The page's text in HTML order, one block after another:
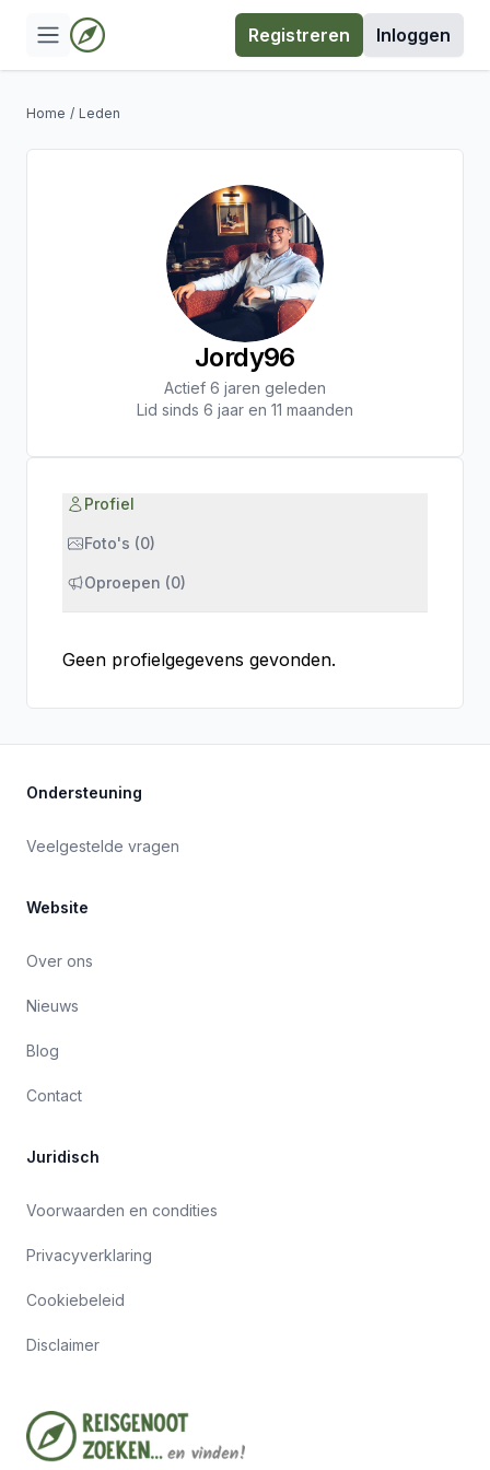
Registreren Inloggen
Home / Leden
Jordy96
Actief 6 jaren geleden
Lid sinds 6 jaar en 11 maanden
Profiel
Foto's (0)
Oproepen (0)
Geen profielgegevens gevonden.
Ondersteuning
Veelgestelde vragen
Website
Over ons
Nieuws
Blog
Contact
Juridisch
Voorwaarden en condities
Privacyverklaring
Cookiebeleid
Disclaimer